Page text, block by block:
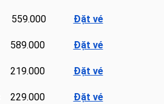
559.000 Đặt vé
589.000 Đặt vé
219.000 Đặt vé
229.000 Đặt vé